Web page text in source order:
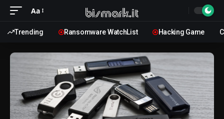
Aa
Trending Ransomware WatchList Hacking Game